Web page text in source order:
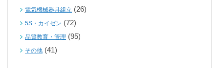
電気機械器具組立 (26)
5S・カイゼン (72)
品質教育・管理 (95)
その他 (41)